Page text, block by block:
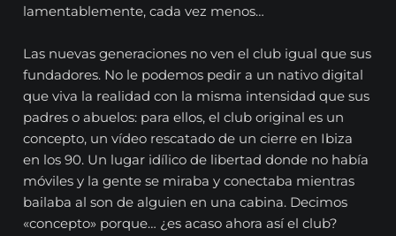
lamentablemente, cada vez menos…
Las nuevas generaciones no ven el club igual que sus
fundadores. No le podemos pedir a un nativo digital
que viva la realidad con la misma intensidad que sus
padres o abuelos: para ellos, el club original es un
concepto, un vídeo rescatado de un cierre en Ibiza
en los 90. Un lugar idílico de libertad donde no había
móviles y la gente se miraba y conectaba mientras
bailaba al son de alguien en una cabina. Decimos
«concepto» porque… ¿es acaso ahora así el club?